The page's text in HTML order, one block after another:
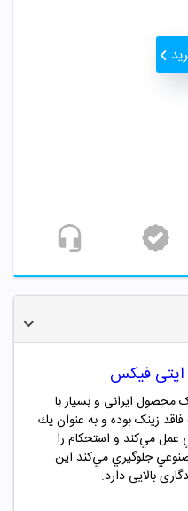
فیکس
ایرانی و بسیار با
زینک بوده و به‌ عنوان يك
عمل مي‌كند و استحكام را
جلوگيري مي‌كند این
بالایی دارد.